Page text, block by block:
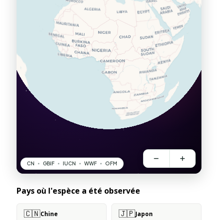
Pays où l'espèce a été observée
🇨🇳Chine 🇯🇵Japon